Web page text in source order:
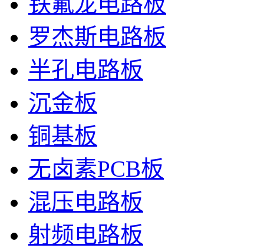
罗杰斯电路板
半孔电路板
沉金板
铜基板
无卤素PCB板
混压电路板
射频电路板